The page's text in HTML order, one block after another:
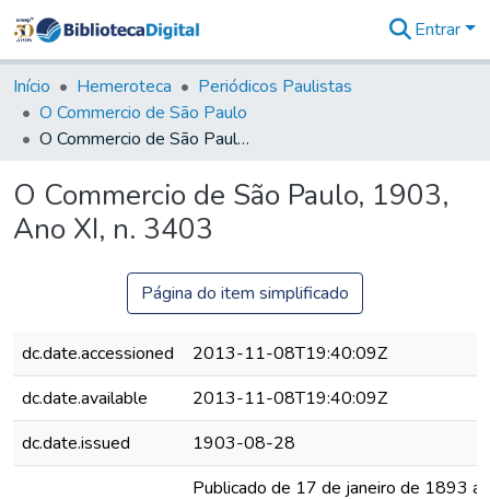
&
Coleções
Tudo na
Biblioteca
Estatísticas
Entrar
Início Hemeroteca
Periódicos Paulistas
O Commercio de São Paulo
O Commercio de São Paulo, 1903, Ano XI, n. 3403
O Commercio de São Paulo, 1903,
Ano XI, n. 3403
Página do item simplificado
dc.date.accessioned
2013-11-08T19:40:09Z
dc.date.available
2013-11-08T19:40:09Z
dc.date.issued
1903-08-28
Publicado de 17 de janeiro de 1893 a